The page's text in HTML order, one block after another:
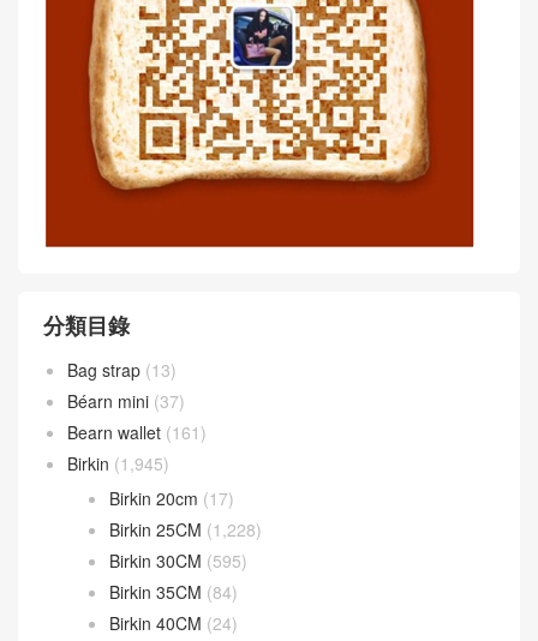
分類目錄
Bag strap(13)
Béarn mini(37)
Bearn wallet(161)